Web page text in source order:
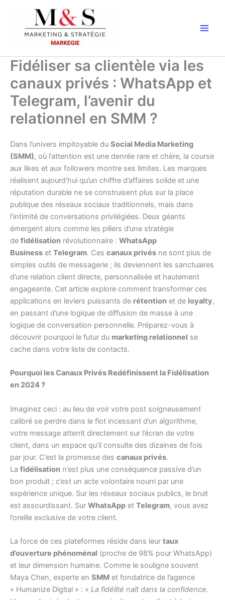
contenu
Fidéliser sa clientèle via les
canaux privés : WhatsApp et
Telegram, l’avenir du
relationnel en SMM ?
Dans l’univers impitoyable du Social Media Marketing
(SMM), où l’attention est une denrée rare et chère, la course
aux likes et aux followers montre ses limites. Les marques
réalisent aujourd’hui qu’un chiffre d’affaires solide et une
réputation durable ne se construisent plus sur la place
publique des réseaux sociaux traditionnels, mais dans
l’intimité de conversations privilégiées. Deux géants
émergent alors comme les piliers d’une stratégie
de fidélisation révolutionnaire : WhatsApp
Business et Telegram. Ces canaux privés ne sont plus de
simples outils de messagerie ; ils deviennent les sanctuaires
d’une relation client directe, personnalisée et hautement
engageante. Cet article explore comment transformer ces
applications en leviers puissants de rétention et de loyalty,
en passant d’une logique de diffusion de masse à une
logique de conversation personnelle. Préparez-vous à
découvrir pourquoi le futur du marketing relationnel se
cache dans votre liste de contacts.
Pourquoi les Canaux Privés Redéfinissent la Fidélisation
en 2024 ?
Imaginez ceci : au lieu de voir votre post soigneusement
calibré se perdre dans le flot incessant d’un algorithme,
votre message atterrit directement sur l’écran de votre
client, dans un espace qu’il consulte des dizaines de fois
par jour. C’est la promesse des canaux privés.
La fidélisation n’est plus une conséquence passive d’un
bon produit ; c’est un acte volontaire nourri par une
expérience unique. Sur les réseaux sociaux publics, le bruit
est assourdissant. Sur WhatsApp et Telegram, vous avez
l’oreille exclusive de votre client.
La force de ces plateformes réside dans leur taux
d’ouverture phénoménal (proche de 98% pour WhatsApp)
et leur dimension humaine. Comme le souligne souvent
Maya Chen, experte en SMM et fondatrice de l’agence
« Humanize Digital » : « La fidélité naît dans la confidence.